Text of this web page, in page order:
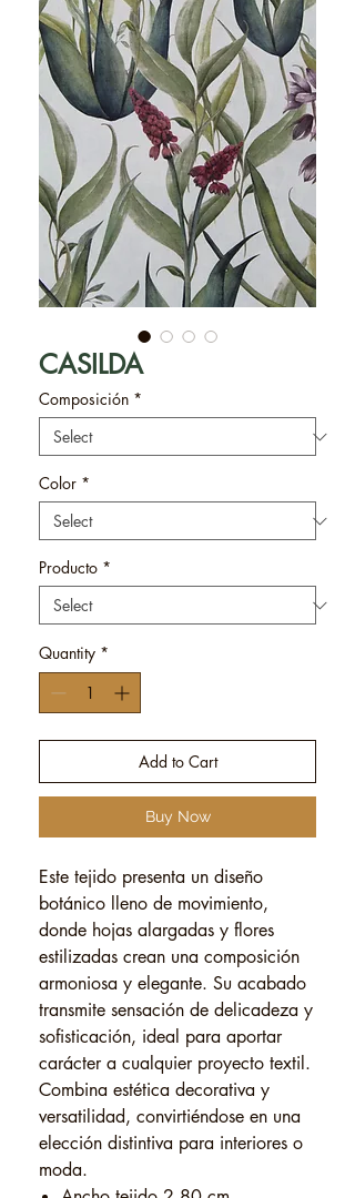
CASILDA
Composición *
Color *
Producto *
Quantity *
Add to Cart
Buy Now
Este tejido presenta un diseño
botánico lleno de movimiento,
donde hojas alargadas y flores
estilizadas crean una composición
armoniosa y elegante. Su acabado
transmite sensación de delicadeza y
sofisticación, ideal para aportar
carácter a cualquier proyecto textil.
Combina estética decorativa y
versatilidad, convirtiéndose en una
elección distintiva para interiores o
moda.